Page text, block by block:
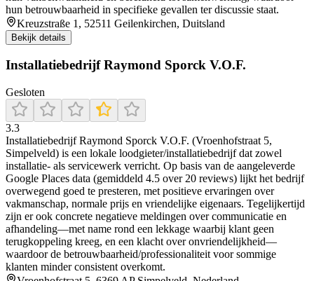
hun betrouwbaarheid in specifieke gevallen ter discussie staat.
Kreuzstraße 1, 52511 Geilenkirchen, Duitsland
Bekijk details
Installatiebedrijf Raymond Sporck V.O.F.
Gesloten
3.3
Installatiebedrijf Raymond Sporck V.O.F. (Vroenhofstraat 5,
Simpelveld) is een lokale loodgieter/installatiebedrijf dat zowel
installatie- als servicewerk verricht. Op basis van de aangeleverde
Google Places data (gemiddeld 4.5 over 20 reviews) lijkt het bedrijf
overwegend goed te presteren, met positieve ervaringen over
vakmanschap, normale prijs en vriendelijke eigenaars. Tegelijkertijd
zijn er ook concrete negatieve meldingen over communicatie en
afhandeling—met name rond een lekkage waarbij klant geen
terugkoppeling kreeg, en een klacht over onvriendelijkheid—
waardoor de betrouwbaarheid/professionaliteit voor sommige
klanten minder consistent overkomt.